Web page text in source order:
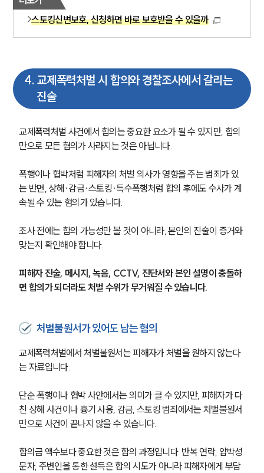
형사전문변호사
언론보도
법률 블로그
법률서식
뉴스레터/브로슈어
세미나
대륜법률상담예약
대륜법률상담예약
스토킹신변보호, 신청하면 바로 보호받을 수 있을까
4. 교제폭력처벌 시 합의와 경찰조사에서 갈리는
진술
교제폭력처벌 사건에서 합의는 중요한 요소가 될 수 있지만, 합의
만으로 모든 혐의가 사라지는 것은 아닙니다.
폭행이나 협박처럼 피해자의 처벌 의사가 영향을 주는 범죄가 있
는 반면, 상해·감금·스토킹·특수폭행처럼 합의 후에도 수사가 계
속될 수 있는 혐의가 있습니다.
조사 전에는 합의 가능성만 볼 것이 아니라, 본인의 진술이 증거와
맞는지 확인해야 합니다.
피해자 진술, 메시지, 녹음, CCTV, 진단서와 본인 설명이 충돌하
면 합의가 되더라도 처벌 수위가 무거워질 수 있습니다.
처벌불원서가 있어도 남는 혐의
교제폭력처벌에서 처벌불원서는 피해자가 처벌을 원하지 않는다
는 자료입니다.
단순 폭행이나 협박 사안에서는 의미가 클 수 있지만, 피해자가 다
친 상해 사건이나 흉기 사용, 감금, 스토킹 범죄에서는 처벌불원서
만으로 사건이 끝나지 않을 수 있습니다.
합의금 액수보다 중요한 것은 합의 과정입니다. 반복 연락, 압박성
문자, 주변인을 통한 설득은 합의 시도가 아니라 피해자에게 부담